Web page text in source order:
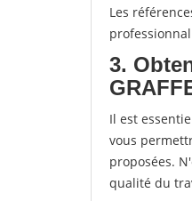
Les
3.
Il est
vous
proposées.
qualité du